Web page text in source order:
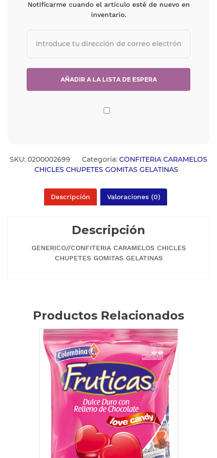
Notificarme cuando el artículo esté de nuevo en
inventario.
SKU: 0200002699 Categoría: CONFITERIA CARAMELOS
CHICLES CHUPETES GOMITAS GELATINAS
Descripción Valoraciones (0)
Descripción
GENERICO//CONFITERIA CARAMELOS CHICLES
CHUPETES GOMITAS GELATINAS
Productos Relacionados